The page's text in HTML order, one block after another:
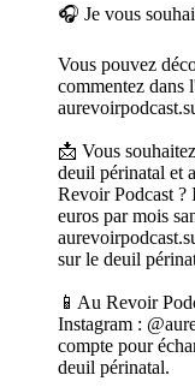
🎧 Je vous
Vous pouvez
commentez dans
📩 Vous
deuil périnatal et
Revoir Podcast ?
euros par mois
sur le deuil
📱Au Revoir
Instagram :
compte pour
deuil périnatal.